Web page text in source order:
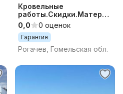
Кровельные
работы.Скидки.Материа
лы
0,0 0 оценок
Гарантия
Рогачев, Гомельская обл.